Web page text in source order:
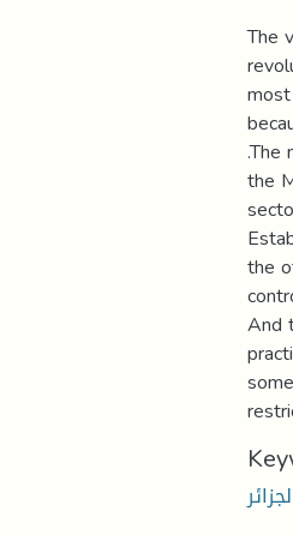
The
.The
the
the
And